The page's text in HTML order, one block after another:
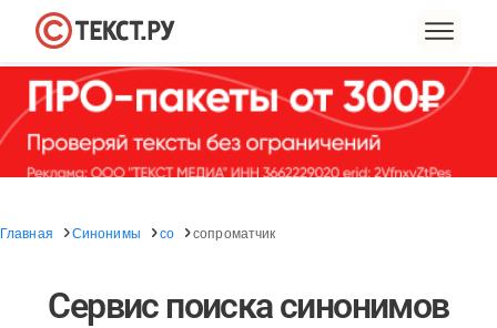
Главная Синонимы со сопроматчик
Сервис поиска синонимов